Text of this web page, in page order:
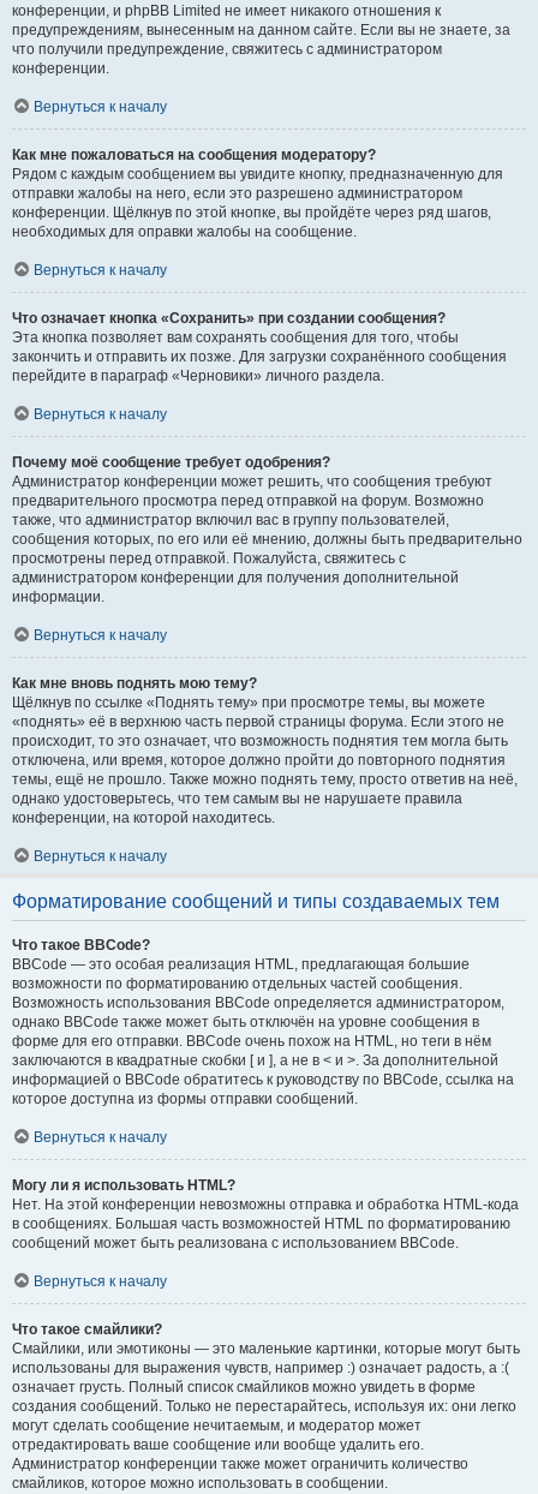
конференции, и phpBB Limited не имеет никакого отношения к
предупреждениям, вынесенным на данном сайте. Если вы не знаете, за
что получили предупреждение, свяжитесь с администратором
конференции.
Вернуться к началу
Как мне пожаловаться на сообщения модератору?
Рядом с каждым сообщением вы увидите кнопку, предназначенную для
отправки жалобы на него, если это разрешено администратором
конференции. Щёлкнув по этой кнопке, вы пройдёте через ряд шагов,
необходимых для оправки жалобы на сообщение.
Вернуться к началу
Что означает кнопка «Сохранить» при создании сообщения?
Эта кнопка позволяет вам сохранять сообщения для того, чтобы
закончить и отправить их позже. Для загрузки сохранённого сообщения
перейдите в параграф «Черновики» личного раздела.
Вернуться к началу
Почему моё сообщение требует одобрения?
Администратор конференции может решить, что сообщения требуют
предварительного просмотра перед отправкой на форум. Возможно
также, что администратор включил вас в группу пользователей,
сообщения которых, по его или её мнению, должны быть предварительно
просмотрены перед отправкой. Пожалуйста, свяжитесь с
администратором конференции для получения дополнительной
информации.
Вернуться к началу
Как мне вновь поднять мою тему?
Щёлкнув по ссылке «Поднять тему» при просмотре темы, вы можете
«поднять» её в верхнюю часть первой страницы форума. Если этого не
происходит, то это означает, что возможность поднятия тем могла быть
отключена, или время, которое должно пройти до повторного поднятия
темы, ещё не прошло. Также можно поднять тему, просто ответив на неё,
однако удостоверьтесь, что тем самым вы не нарушаете правила
конференции, на которой находитесь.
Вернуться к началу
Форматирование сообщений и типы создаваемых тем
Что такое BBCode?
BBCode — это особая реализация HTML, предлагающая большие
возможности по форматированию отдельных частей сообщения.
Возможность использования BBCode определяется администратором,
однако BBCode также может быть отключён на уровне сообщения в
форме для его отправки. BBCode очень похож на HTML, но теги в нём
заключаются в квадратные скобки [ и ], а не в < и >. За дополнительной
информацией о BBCode обратитесь к руководству по BBCode, ссылка на
которое доступна из формы отправки сообщений.
Вернуться к началу
Могу ли я использовать HTML?
Нет. На этой конференции невозможны отправка и обработка HTML-кода
в сообщениях. Большая часть возможностей HTML по форматированию
сообщений может быть реализована с использованием BBCode.
Вернуться к началу
Что такое смайлики?
Смайлики, или эмотиконы — это маленькие картинки, которые могут быть
использованы для выражения чувств, например :) означает радость, а :(
означает грусть. Полный список смайликов можно увидеть в форме
создания сообщений. Только не перестарайтесь, используя их: они легко
могут сделать сообщение нечитаемым, и модератор может
отредактировать ваше сообщение или вообще удалить его.
Администратор конференции также может ограничить количество
смайликов, которое можно использовать в сообщении.